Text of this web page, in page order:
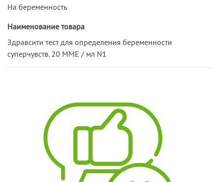
На беременность
Наименование товара
Здравсити тест для определения беременности
суперчувств. 20 ММЕ / мл N1